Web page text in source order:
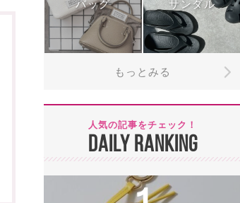
バッグ サンダル
もっとみる
人気の記事をチェック！
DAILY RANKING